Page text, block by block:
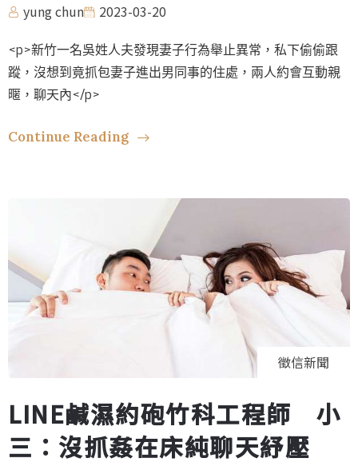
yung chun 2023-03-20
<p>新竹一名吳姓人夫發現妻子行為舉止異常，私下偷偷跟
蹤，沒想到竟抓包妻子進出男同事的住處，兩人約會互動親
暱，聊天內</p>
Continue Reading
徵信新聞
LINE鹹濕約砲竹科工程師 小
三：沒抓姦在床純聊天紓壓